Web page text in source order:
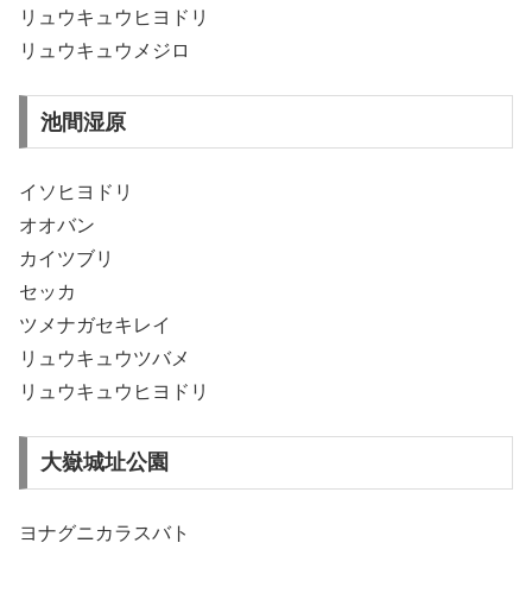
リュウキュウヒヨドリ
リュウキュウメジロ
池間湿原
イソヒヨドリ
オオバン
カイツブリ
セッカ
ツメナガセキレイ
リュウキュウツバメ
リュウキュウヒヨドリ
大嶽城址公園
ヨナグニカラスバト